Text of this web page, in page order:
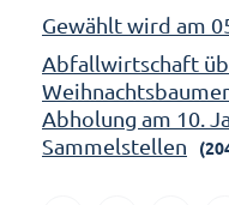
Gewählt wird am
Abfallwirtschaft
Abholung am 10.
Sammelstellen